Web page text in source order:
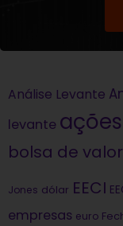
Análise Levante
levante ações
bolsa de
Jones dólar EECI
empresas euro